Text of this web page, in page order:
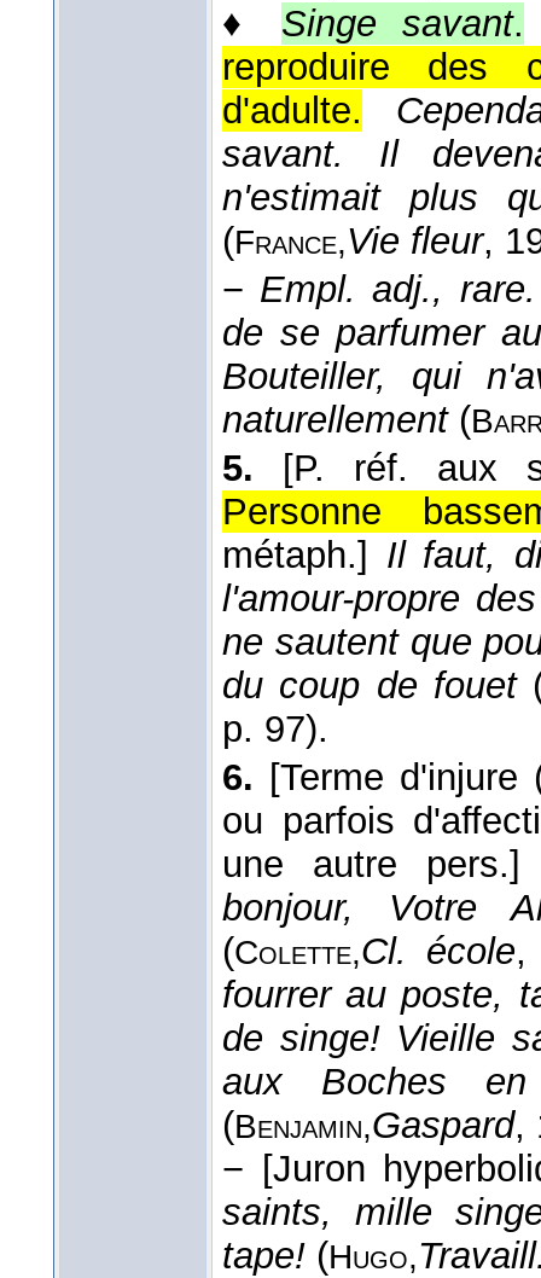
♦ Singe savant.
reproduire des
d'adulte.
savant. Il
n'estimait plus
(France,Vie fleur,
− Empl. adj., rare.
de se parfumer
Bouteiller, qui
naturellement(
5.
[P. réf. aux
Personne
métaph.] Il faut,
l'amour-propre
ne sautent que
du coup de fouet
p. 97).
6. [Terme d'injure
ou parfois
une autre pers.]
bonjour, Votre
(Colette,Cl. école,
fourrer au poste,
de singe! Vieille
aux Boches en
(Benjamin,Gaspard,
− [Juron
saints, mille
tape! (Hugo,